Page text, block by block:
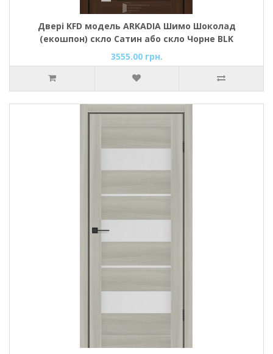
Двері KFD модель ARKADIA Шимо Шоколад
(екошпон) скло Сатин або скло Чорне BLK
3555.00 грн.